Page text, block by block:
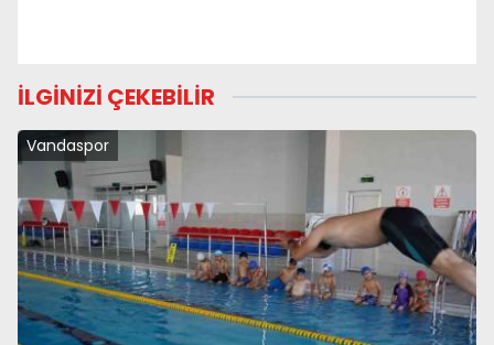
İLGİNİZİ ÇEKEBİLİR
Vandaspor